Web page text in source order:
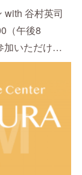
with 谷村英司
（午後8
加いただけ…